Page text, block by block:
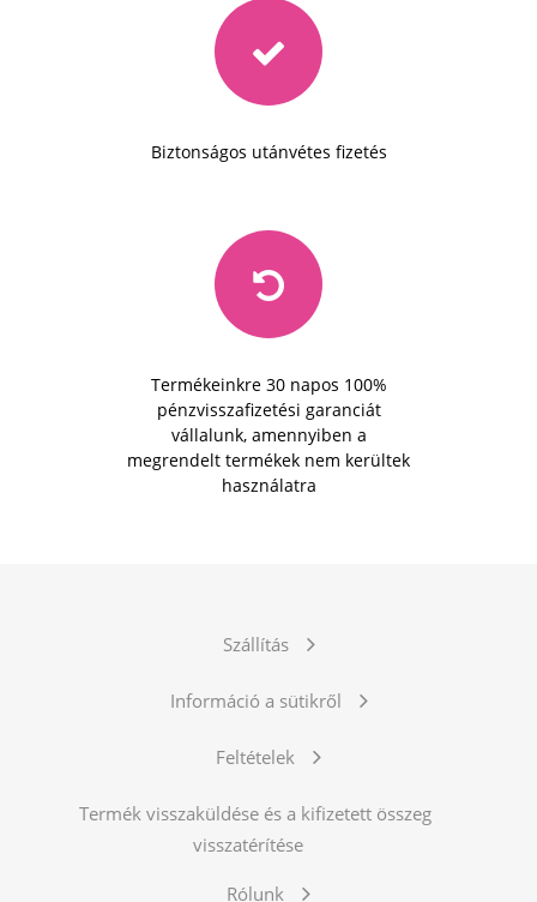
Biztonságos utánvétes fizetés
Termékeinkre 30 napos 100%
pénzvisszafizetési garanciát
vállalunk, amennyiben a
megrendelt termékek nem kerültek
használatra
Szállítás
Információ a sütikről
Feltételek
Termék visszaküldése és a kifizetett összeg
visszatérítése
Rólunk